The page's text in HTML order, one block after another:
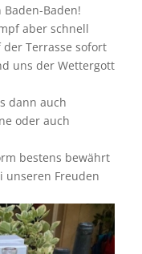
Baden!
aber schnell
Terrasse sofort
uns der Wettergott
dann auch
oder auch
bestens bewährt
unseren Freuden